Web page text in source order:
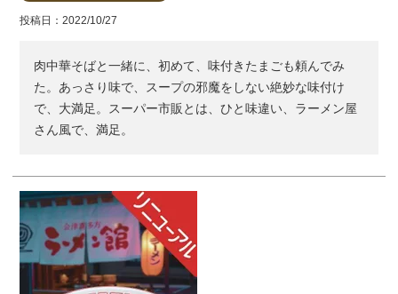
投稿日 2022/10/27
肉中華そばと一緒に、初めて、味付きたまごも頼んでみ
た。あっさり味で、スープの邪魔をしない絶妙な味付け
で、大満足。スーパー市販とは、ひと味違い、ラーメン屋
さん風で、満足。